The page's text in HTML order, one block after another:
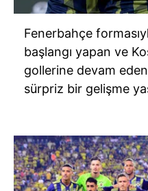
Fenerbahçe
başlangı yapan ve
gollerine devam
sürpriz bir gelişme